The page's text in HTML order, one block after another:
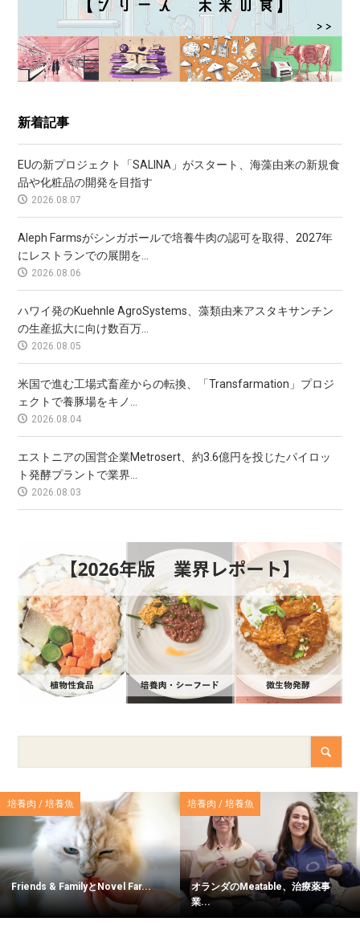
新着記事
EUの新プロジェクト「SALINA」がスタート、海藻由来の新規食
品や化粧品の開発を目指す
2026.08.07
Aleph Farmsがシンガポールで培養牛肉の認可を取得、2027年
にレストランでの展開を...
2026.08.06
ハワイ発のKuehnle AgroSystems、藻類由来アスタキサンチン
の生産拡大に向け数百万...
2026.08.05
米国で進む工場式畜産からの転換、「Transfarmation」プロジ
ェクトで養豚場をキノ...
2026.08.04
エストニアの国営企業Metrosert、約3.6億円を投じたパイロッ
ト発酵プラントで業界...
2026.08.03
培養肉 / 培養魚
Friends & FamilyとNovel Far...
培養肉 / 培養魚
オランダのMeatable、治療薬事
業...